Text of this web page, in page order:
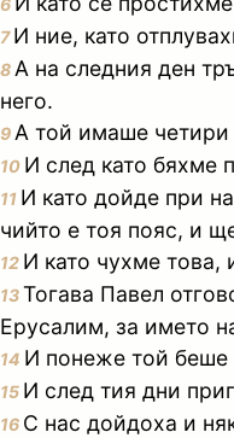
6
7И ние, като
8 А на следния ден
него.
9 А той имаше
10 И след като бяхме
11 И като дойде при
чийто е тоя пояс, и
12 И като чухме това,
13Тогава Павел
Ерусалим, за името
14 И понеже той беше
15 И след тия дни
16 С нас дойдоха и